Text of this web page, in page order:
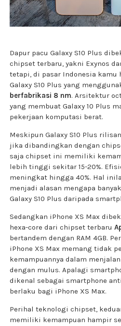
Dapur pacu Galaxy S10 Plus
chipset terbaru, yakni Exynos
tetapi, di pasar Indonesia kamu
Galaxy S10 Plus yang
berfabrikasi 8 nm. Arsitektur
yang membuat Galaxy 10 Plus
pekerjaan komputasi berat.
Meskipun Galaxy S10 Plus
jika dibandingkan dengan
saja chipset ini memiliki
lebih tinggi sekitar 15-20%.
meningkat hingga 40%. Hal
menjadi alasan mengapa
Galaxy S10 Plus daripada
Sedangkan iPhone XS Max
hexa-core dari chipset terbaru
bertandem dengan RAM 4GB.
iPhone XS Max memang tidak
kemampuannya dalam
dengan mulus. Apalagi
dikenal sebagai smartphone
berlaku bagi iPhone XS Max.
Perihal teknologi chipset,
memiliki kemampuan hampir